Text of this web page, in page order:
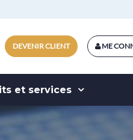
ME
DEVENIR CLIENT
et services